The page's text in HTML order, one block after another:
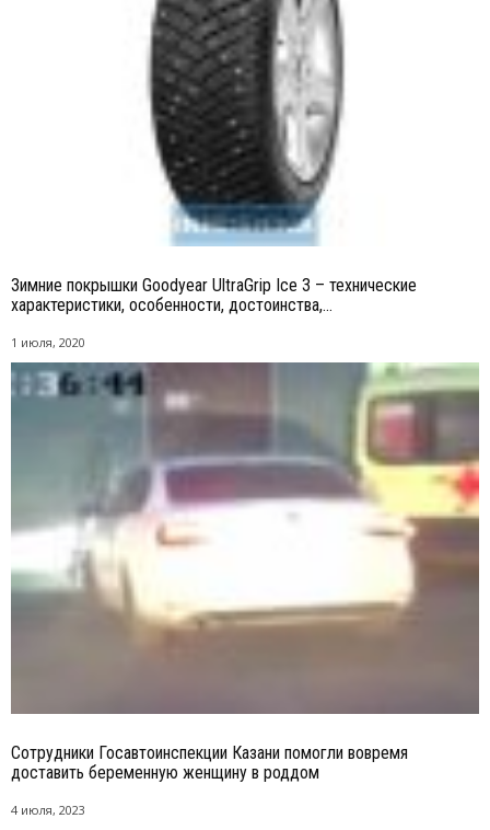
Зимние покрышки Goodyear UltraGrip Ice 3 – технические
характеристики, особенности, достоинства,...
1 июля, 2020
Сотрудники Госавтоинспекции Казани помогли вовремя
доставить беременную женщину в роддом
4 июля, 2023